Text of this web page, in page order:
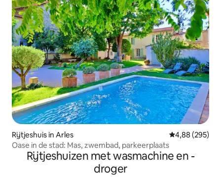
Rijtjeshuis in Arles Gemiddelde
4,88 (295)
Oase in de stad: Mas, zwembad, parkeerplaats
Rijtjeshuizen met wasmachine en -
droger